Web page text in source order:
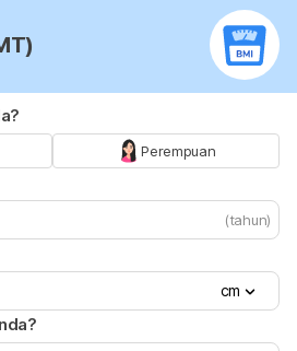
Perempuan
(tahun)
cm